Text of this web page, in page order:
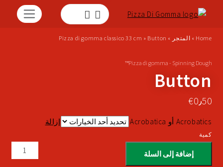
Home
» المتجر »
Pizza di gomma classico 33 cm » Button
Pizza di gomma - Spinning Dough™
Button
€ 0٫50
Acrobatics أو Acrobatica إزالة
كمية
إضافة إلى السلة